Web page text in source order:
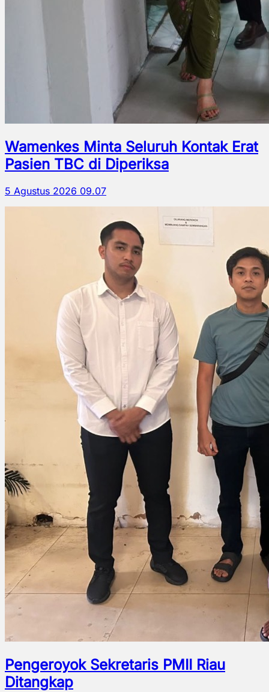
Wamenkes Minta Seluruh Kontak Erat
Pasien TBC di Diperiksa
5 Agustus 2026 09.07
Pengeroyok Sekretaris PMII Riau
Ditangkap